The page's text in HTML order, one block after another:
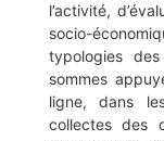
l’activité,
socio-
typologies
sommes
ligne, dans
collectes des